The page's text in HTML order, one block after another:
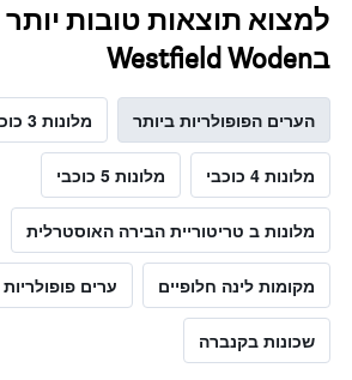
למצוא תוצאות טובות
בWestfield Woden
הערים הפופולריות ביותר מלונות 3 כוכבי
מלונות 4 כוכבי מלונות 5 כוכבי
מלונות ב טריטוריית הבירה האוסטרלית
מקומות לינה חלופיים ערים פופולריות
שכונות בקנברה